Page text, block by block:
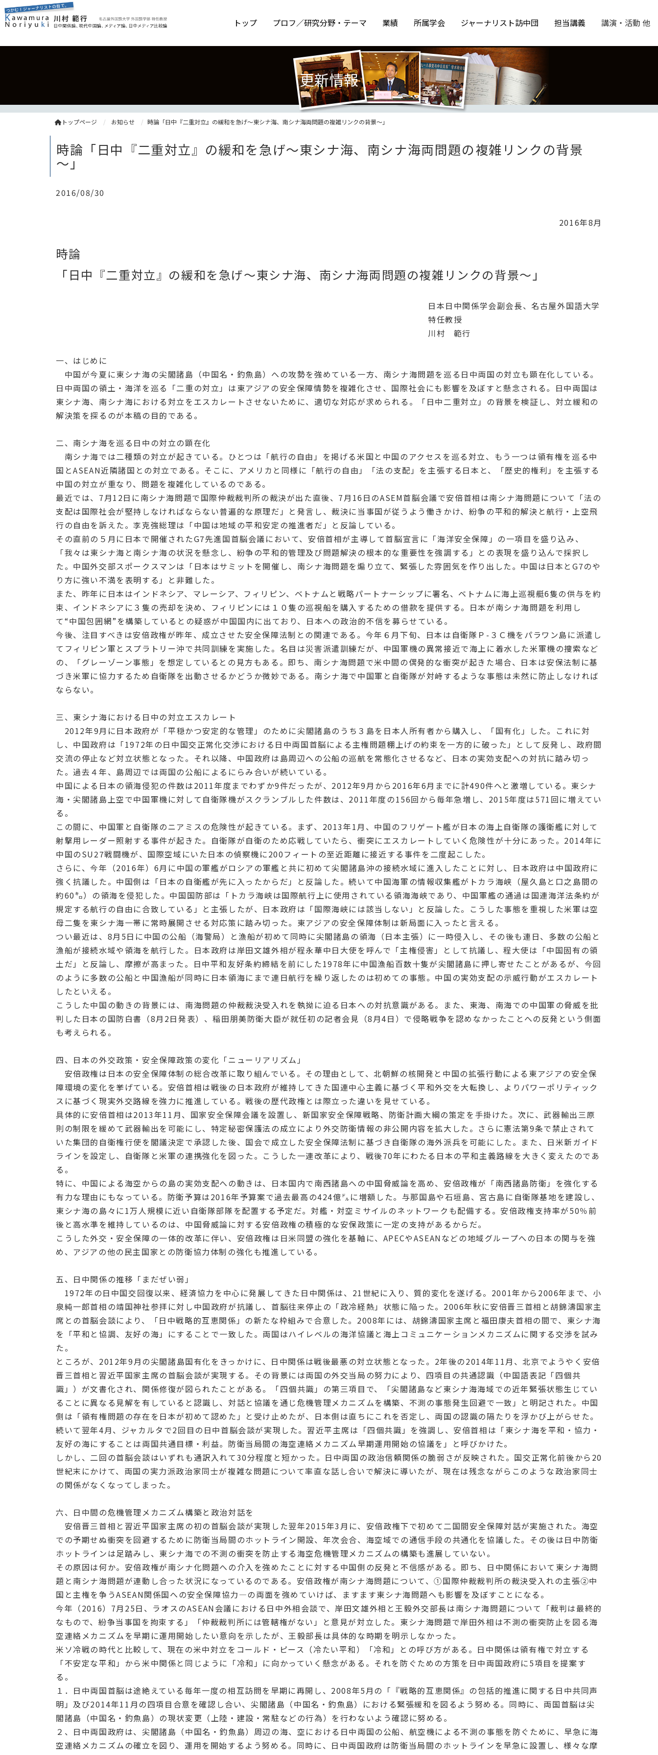
トップ プロフ／研究分野・テーマ 業績 所属学会 ジャーナリスト訪中団 担当講義 講演・活動 他
更新情報
トップページ お知らせ 時論「日中『二重対立』の緩和を急げ～東シナ海、南シナ海両問題の複雑リンクの背景～」
時論「日中『二重対立』の緩和を急げ～東シナ海、南シナ海両問題の複雑リンクの背景
～」
2016/08/30
2016年8月
時論
「日中『二重対立』の緩和を急げ～東シナ海、南シナ海両問題の複雑リンクの背景～」
日本日中関係学会副会長、名古屋外国語大学
特任教授
川村 範行
一、はじめに
中国が今夏に東シナ海の尖閣諸島（中国名・釣魚島）への攻勢を強めている一方、南シナ海問題を巡る日中両国の対立も顕在化している。
日中両国の領土・海洋を巡る「二重の対立」は東アジアの安全保障情勢を複雑化させ、国際社会にも影響を及ぼすと懸念される。日中両国は
東シナ海、南シナ海における対立をエスカレートさせないために、適切な対応が求められる。「日中二重対立」の背景を検証し、対立緩和の
解決策を探るのが本稿の目的である。
二、南シナ海を巡る日中の対立の顕在化
南シナ海では二種類の対立が起きている。ひとつは「航行の自由」を掲げる米国と中国のアクセスを巡る対立、もう一つは領有権を巡る中
国とASEAN近隣諸国との対立である。そこに、アメリカと同様に「航行の自由」「法の支配」を主張する日本と、「歴史的権利」を主張する
中国の対立が重なり、問題を複雑化しているのである。
最近では、7月12日に南シナ海問題で国際仲裁裁判所の裁決が出た直後、7月16日のASEM首脳会議で安倍首相は南シナ海問題について「法の
支配は国際社会が堅持しなければならない普遍的な原理だ」と発言し、裁決に当事国が従うよう働きかけ、紛争の平和的解決と航行・上空飛
行の自由を訴えた。李克強総理は「中国は地域の平和安定の推進者だ」と反論している。
その直前の５月に日本で開催されたG7先進国首脳会議において、安倍首相が主導して首脳宣言に「海洋安全保障」の一項目を盛り込み、
「我々は東シナ海と南シナ海の状況を懸念し、紛争の平和的管理及び問題解決の根本的な重要性を強調する」との表現を盛り込んで採択し
た。中国外交部スポークスマンは「日本はサミットを開催し、南シナ海問題を煽り立て、緊張した雰囲気を作り出した。中国は日本とG7のや
り方に強い不満を表明する」と非難した。
また、昨年に日本はインドネシア、マレーシア、フィリピン、ベトナムと戦略パートナーシップに署名、ベトナムに海上巡視艇6隻の供与を約
束、インドネシアに３隻の売却を決め、フィリピンには１０隻の巡視船を購入するための借款を提供する。日本が南シナ海問題を利用し
て“中国包囲網”を構築しているとの疑惑が中国国内に出ており、日本への政治的不信を募らせている。
今後、注目すべきは安倍政権が昨年、成立させた安全保障法制との関連である。今年６月下旬、日本は自衛隊Ｐ-３Ｃ機をパラワン島に派遣し
てフィリピン軍とスプラトリー沖で共同訓練を実施した。名目は災害派遣訓練だが、中国軍機の異常接近で海上に着水した米軍機の捜索など
の、「グレーゾーン事態」を想定しているとの見方もある。即ち、南シナ海問題で米中間の偶発的な衝突が起きた場合、日本は安保法制に基
づき米軍に協力するため自衛隊を出動させるかどうか微妙である。南シナ海で中国軍と自衛隊が対峙するような事態は未然に防止しなければ
ならない。
三、東シナ海における日中の対立エスカレート
2012年9月に日本政府が「平穏かつ安定的な管理」のために尖閣諸島のうち３島を日本人所有者から購入し、「国有化」した。これに対
し、中国政府は「1972年の日中国交正常化交渉における日中両国首脳による主権問題棚上げの約束を一方的に破った」として反発し、政府間
交流の停止など対立状態となった。それ以降、中国政府は島周辺への公船の巡航を常態化させるなど、日本の実効支配への対抗に踏み切っ
た。過去４年、島周辺では両国の公船によるにらみ合いが続いている。
中国による日本の領海侵犯の件数は2011年度までわずか9件だったが、2012年9月から2016年6月までに計490件へと激増している。東シナ
海・尖閣諸島上空で中国軍機に対して自衛隊機がスクランブルした件数は、2011年度の156回から毎年急増し、2015年度は571回に増えてい
る。
この間に、中国軍と自衛隊のニアミスの危険性が起きている。まず、2013年1月、中国のフリゲート艦が日本の海上自衛隊の護衛艦に対して
射撃用レーダー照射する事件が起きた。自衛隊が自衛のため応戦していたら、衝突にエスカレートしていく危険性が十分にあった。2014年に
中国のSU27戦闘機が、国際空域にいた日本の偵察機に200フィートの至近距離に接近する事件を二度起こした。
さらに、今年（2016年）6月に中国の軍艦がロシアの軍艦と共に初めて尖閣諸島沖の接続水域に進入したことに対し、日本政府は中国政府に
強く抗議した。中国側は「日本の自衛艦が先に入ったからだ」と反論した。続いて中国海軍の情報収集艦がトカラ海峡（屋久島と口之島間の
約60㌔）の領海を侵犯した。中国国防部は「トカラ海峡は国際航行上に使用されている領海海峡であり、中国軍艦の通過は国連海洋法条約が
規定する航行の自由に合致している」と主張したが、日本政府は「国際海峡には該当しない」と反論した。こうした事態を重視した米軍は空
母二隻を東シナ海一帯に常時展開させる対応策に踏み切った。東アジアの安全保障体制は新局面に入ったと言える。
つい最近は、8月5日に中国の公船（海警局）と漁船が初めて同時に尖閣諸島の領海（日本主張）に一時侵入し、その後も連日、多数の公船と
漁船が接続水域や領海を航行した。日本政府は岸田文雄外相が程永華中日大使を呼んで「主権侵害」として抗議し、程大使は「中国固有の領
土だ」と反論し、摩擦が高まった。日中平和友好条約締結を前にした1978年に中国漁船百数十隻が尖閣諸島に押し寄せたことがあるが、今回
のように多数の公船と中国漁船が同時に日本領海にまで連日航行を繰り返したのは初めての事態。中国の実効支配の示威行動がエスカレート
したといえる。
こうした中国の動きの背景には、南海問題の仲裁裁決受入れを執拗に迫る日本への対抗意識がある。また、東海、南海での中国軍の脅威を批
判した日本の国防白書（8月2日発表）、稲田朋美防衛大臣が就任初の記者会見（8月4日）で侵略戦争を認めなかったことへの反発という側面
も考えられる。
四、日本の外交政策・安全保障政策の変化「ニューリアリズム」
安倍政権は日本の安全保障体制の総合改革に取り組んでいる。その理由として、北朝鮮の核開発と中国の拡張行動による東アジアの安全保
障環境の変化を挙げている。安倍首相は戦後の日本政府が維持してきた国連中心主義に基づく平和外交を大転換し、よりパワーポリティック
スに基づく現実外交路線を強力に推進している。戦後の歴代政権とは際立った違いを見せている。
具体的に安倍首相は2013年11月、国家安全保障会議を設置し、新国家安全保障戦略、防衛計画大綱の策定を手掛けた。次に、武器輸出三原
則の制限を緩めて武器輸出を可能にし、特定秘密保護法の成立により外交防衛情報の非公開内容を拡大した。さらに憲法第9条で禁止されて
いた集団的自衛権行使を閣議決定で承認した後、国会で成立した安全保障法制に基づき自衛隊の海外派兵を可能にした。また、日米新ガイド
ラインを設定し、自衛隊と米軍の連携強化を図った。こうした一連改革により、戦後70年にわたる日本の平和主義路線を大きく変えたのであ
る。
特に、中国による海空からの島の実効支配への動きは、日本国内で南西諸島への中国脅威論を高め、安倍政権が「南西諸島防衛」を強化する
有力な理由にもなっている。防衛予算は2016年予算案で過去最高の424億㌦に増額した。与那国島や石垣島、宮古島に自衛隊基地を建設し、
東シナ海の島々に1万人規模に近い自衛隊部隊を配置する予定だ。対艦・対空ミサイルのネットワークも配備する。安倍政権支持率が50％前
後と高水準を維持しているのは、中国脅威論に対する安倍政権の積極的な安保政策に一定の支持があるからだ。
こうした外交・安全保障の一体的改革に伴い、安倍政権は日米同盟の強化を基軸に、APECやASEANなどの地域グループへの日本の関与を強
め、アジアの他の民主国家との防衛協力体制の強化も推進している。
五、日中関係の推移「まだぜい弱」
1972年の日中国交回復以来、経済協力を中心に発展してきた日中関係は、21世紀に入り、質的変化を遂げる。2001年から2006年まで、小
泉純一郎首相の靖国神社参拝に対し中国政府が抗議し、首脳往来停止の「政冷経熱」状態に陥った。2006年秋に安倍晋三首相と胡錦濤国家主
席との首脳会談により、「日中戦略的互恵関係」の新たな枠組みで合意した。2008年には、胡錦濤国家主席と福田康夫首相の間で、東シナ海
を「平和と協調、友好の海」にすることで一致した。両国はハイレベルの海洋協議と海上コミュニケーションメカニズムに関する交渉を試み
た。
ところが、2012年9月の尖閣諸島国有化をきっかけに、日中関係は戦後最悪の対立状態となった。2年後の2014年11月、北京でようやく安倍
晋三首相と習近平国家主席の首脳会談が実現する。その背景には両国の外交当局の努力により、四項目の共通認識（中国語表記「四個共
識」）が文書化され、関係修復が図られたことがある。「四個共識」の第三項目で、「尖閣諸島など東シナ海海域での近年緊張状態生じてい
ることに異なる見解を有していると認識し、対話と協議を通じ危機管理メカニズムを構築、不測の事態発生回避で一致」と明記された。中国
側は「領有権問題の存在を日本が初めて認めた」と受け止めたが、日本側は直ちにこれを否定し、両国の認識の隔たりを浮かび上がらせた。
続いて翌年4月、ジャカルタで2回目の日中首脳会談が実現した。習近平主席は「四個共識」を強調し、安倍首相は「東シナ海を平和・協力・
友好の海にすることは両国共通目標・利益。防衛当局間の海空連絡メカニズム早期運用開始の協議を」と呼びかけた。
しかし、二回の首脳会談はいずれも通訳入れて30分程度と短かった。日中両国の政治信頼関係の脆弱さが反映された。国交正常化前後から20
世紀末にかけて、両国の実力派政治家同士が複雑な問題について率直な話し合いで解決に導いたが、現在は残念ながらこのような政治家同士
の関係がなくなってしまった。
六、日中間の危機管理メカニズム構築と政治対話を
安倍晋三首相と習近平国家主席の初の首脳会談が実現した翌年2015年3月に、安倍政権下で初めて二国間安全保障対話が実施された。海空
での予期せぬ衝突を回避するために防衛当局間のホットライン開設、年次会合、海空域での通信手段の共通化を協議した。その後は日中防衛
ホットラインは足踏みし、東シナ海での不測の衝突を防止する海空危機管理メカニズムの構築も進展していない。
その原因は何か。安倍政権が南シナ化問題への介入を強めたことに対する中国側の反発と不信感がある。即ち、日中関係において東シナ海問
題と南シナ海問題が連動し合った状況になっているのである。安倍政権が南シナ海問題について、①国際仲裁裁判所の裁決受入れの主張②中
国と主権を争うASEAN関係国への安全保障協力―の両面を強めていけば、ますます東シナ海問題へも影響を及ぼすことになる。
今年（2016）7月25日、ラオスのASEAN会議における日中外相会談で、岸田文雄外相と王毅外交部長は南シナ海問題について「裁判は最終的
なもので、紛争当事国を拘束する」「仲裁裁判所には管轄権がない」と意見が対立した。東シナ海問題で岸田外相は不測の衝突防止を図る海
空連絡メカニズムを早期に運用開始したい意向を示したが、王毅部長は具体的な時期を明示しなかった。
米ソ冷戦の時代と比較して、現在の米中対立をコールド・ピース（冷たい平和）「冷和」との呼び方がある。日中関係は領有権で対立する
「不安定な平和」から米中関係と同じように「冷和」に向かっていく懸念がある。それを防ぐための方策を日中両国政府に5項目を提案す
る。
１．日中両国首脳は途絶えている毎年一度の相互訪問を早期に再開し、2008年5月の「『戦略的互恵関係』の包括的推進に関する日中共同声
明」及び2014年11月の四項目合意を確認し合い、尖閣諸島（中国名・釣魚島）における緊張緩和を図るよう努める。同時に、両国首脳は尖
閣諸島（中国名・釣魚島）の現状変更（上陸・建設・常駐などの行為）を行わないよう確認に努める。
２、日中両国政府は、尖閣諸島（中国名・釣魚島）周辺の海、空における日中両国の公船、航空機による不測の事態を防ぐために、早急に海
空連絡メカニズムの確立を図り、運用を開始するよう努める。同時に、日中両国政府は防衛当局間のホットラインを早急に設置し、様々な摩